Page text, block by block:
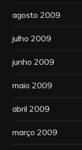
agosto 2009
julho 2009
junho 2009
maio 2009
abril 2009
março 2009